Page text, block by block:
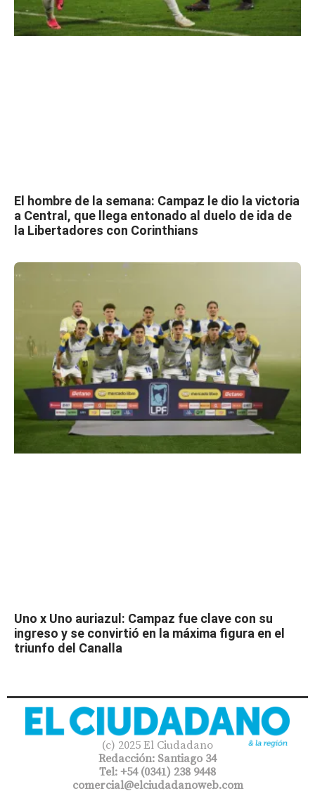
El hombre de la semana: Campaz le dio la victoria
a Central, que llega entonado al duelo de ida de
la Libertadores con Corinthians
Uno x Uno auriazul: Campaz fue clave con su
ingreso y se convirtió en la máxima figura en el
triunfo del Canalla
(c) 2025 El Ciudadano
Redacción: Santiago 34
Tel: +54 (0341) 238 9448
comercial@elciudadanoweb.com​